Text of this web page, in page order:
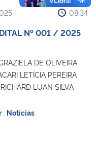
08:34
Nº 001 / 2025
DE OLIVEIRA
LETÍCIA PEREIRA
LUAN SILVA
Notícias